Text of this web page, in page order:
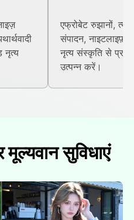
नृत्य
एफ्रोबेट रुझानों,
संपादन, नाइटलाइफ़
नृत्य संस्कृति से
उत्पन्न करें।
सुविधाएं